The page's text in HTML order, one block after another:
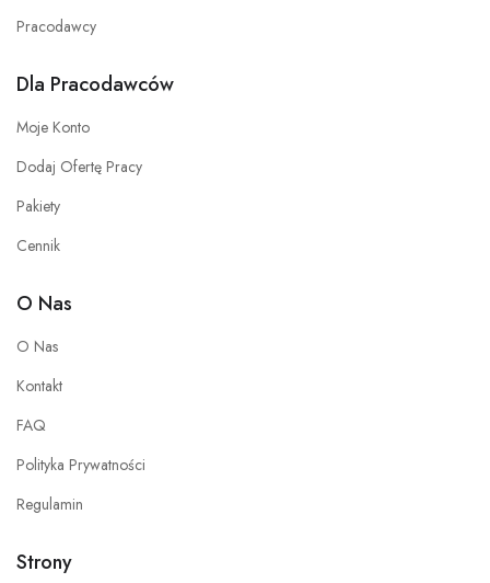
Pracodawcy
Dla Pracodawców
Moje Konto
Dodaj Ofertę Pracy
Pakiety
Cennik
O Nas
O Nas
Kontakt
FAQ
Polityka Prywatności
Regulamin
Strony